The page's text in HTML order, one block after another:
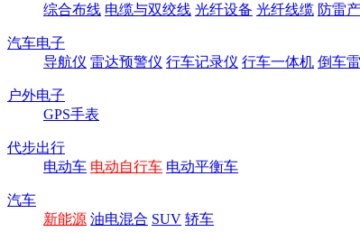
综合布线 电缆与双绞线 光纤设备 光纤线缆 防雷
汽车电子
导航仪 雷达预警仪 行车记录仪 行车一体机 倒车
户外电子
GPS手表
代步出行
电动车 电动自行车 电动平衡车
汽车
新能源 油电混合 SUV 轿车